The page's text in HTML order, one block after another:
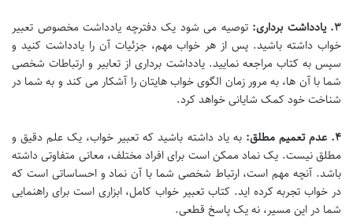
۳. یادداشت برداری:
توصیه می شود یک دفترچه یادداشت مخصوص تعبیر
خواب داشته باشید. پس از هر خواب مهم، جزئیات آن را یادداشت کنید و
سپس به کتاب مراجعه نمایید. یادداشت برداری از تعابیر و ارتباطات شخصی
شما با آن ها، به مرور زمان الگوی خواب هایتان را آشکار می کند و به شما در
شناخت خود کمک شایانی خواهد کرد.
۴. عدم تعمیم مطلق:
به یاد داشته باشید که تعبیر خواب، یک علم دقیق و
مطلق نیست. یک نماد ممکن است برای افراد مختلف، معانی متفاوتی داشته
باشد. آنچه مهم است، ارتباط شخصی شما با آن نماد و احساساتی است که
در خواب تجربه کرده اید. کتاب تعبیر خواب کامل، ابزاری است برای راهنمایی
شما در این مسیر، نه یک پاسخ قطعی.